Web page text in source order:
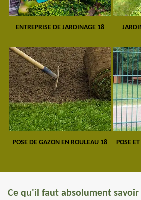
ENTREPRISE DE JARDINAGE 18
POSE DE GAZON EN ROULEAU 18
POSE
Ce qu'il faut absolument